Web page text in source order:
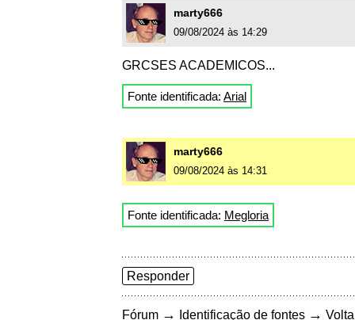
marty666
09/08/2024 às 14:29
GRCSES ACADEMICOS...
Fonte identificada: Arial
marty666
09/08/2024 às 14:31
Fonte identificada: Megloria
Responder
Fórum → Identificação de fontes →